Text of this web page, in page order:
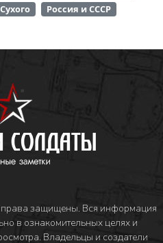
Россия и СССР
защищены. Вся информация
в ознакомительных целях и
Владельцы и создатели